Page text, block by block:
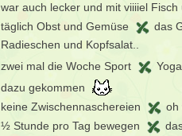
war auch lecker und mit viiiiel
täglich Obst und Gemüse
das
Radieschen und Kopfsalat..
zwei mal die Woche Sport
dazu gekommen
keine Zwischennaschereien
oh
½ Stunde pro Tag bewegen